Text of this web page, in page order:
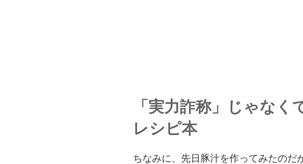
「実力詐称」じゃなく
レシピ本
ちなみに、先日豚汁を作ってみたのだ